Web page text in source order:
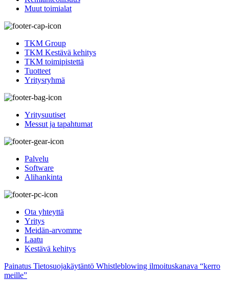
Muut toimialat
TKM Group
TKM Kestävä kehitys
TKM toimipistettä
Tuotteet
Yritysryhmä
Yritysuutiset
Messut ja tapahtumat
Palvelu
Software
Alihankinta
Ota yhteyttä
Yritys
Meidän-arvomme
Laatu
Kestävä kehitys
Painatus Tietosuojakäytäntö Whistleblowing ilmoituskanava “kerro
meille”